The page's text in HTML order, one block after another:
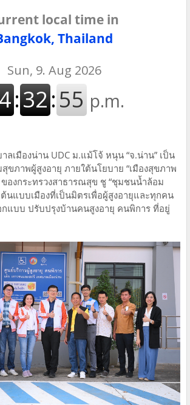
local time in
Thailand
ลเมืองน่าน UDC ม.แม้โจ้ หนุน “จ.น่าน” เป็น
สุขภาพผู้สูงอายุ ภายใต้นโยบาย “เมืองสุขภาพ
ของกระทรวงสาธารณสุข ชู “ชุมชนน้ำล้อม
ต้นแบบเมืองที่เป็นมิตรเพื่อผู้สูงอายุและทุกคน
แบบ ปรับปรุงบ้านคนสูงอายุ คนพิการ ที่อยู่